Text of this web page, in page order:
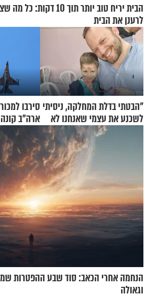
הבית יריח טוב יותר תוך 10
לרענן את הבית
"הבטתי בדלת המחלקה, ניסיתי
לשכנע את עצמי שאנחנו לא
שייכים לשם"
סירבו
מיליארד
הנחמה אחרי הכאב: סוד שבע ההפטרות
וגאולה